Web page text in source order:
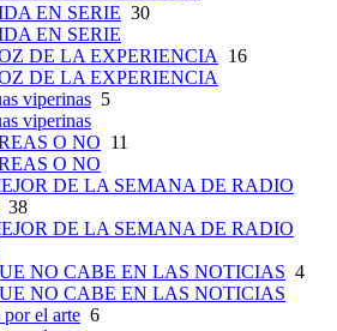
EN SERIE 30
EN SERIE
DE LA EXPERIENCIA 16
DE LA EXPERIENCIA
viperinas 5
viperinas
O NO 11
O NO
DE LA SEMANA DE RADIO
38
DE LA SEMANA DE RADIO
NO CABE EN LAS NOTICIAS 4
NO CABE EN LAS NOTICIAS
el arte 6